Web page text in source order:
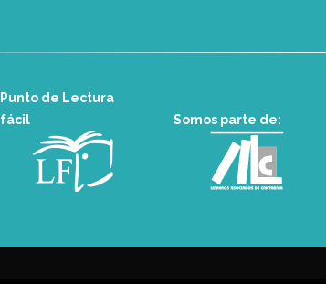
Punto de Lectura
fácil
Somos parte de: